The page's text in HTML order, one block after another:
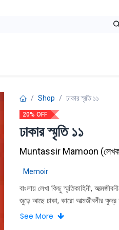
Shop ঢাকার স্মৃতি ১১
20% OFF
ঢাকার স্মৃতি ১১
Muntassir Mamoon (
Memoir
বাংলায় লেখা কিছু স্মৃতিকাহিনী,
জুড়ে আছে ঢাকা, কারাে আত্মজীবনীর
ঢাকাবিষয়ক অংশগুলিকে সংকলন করতে
See More